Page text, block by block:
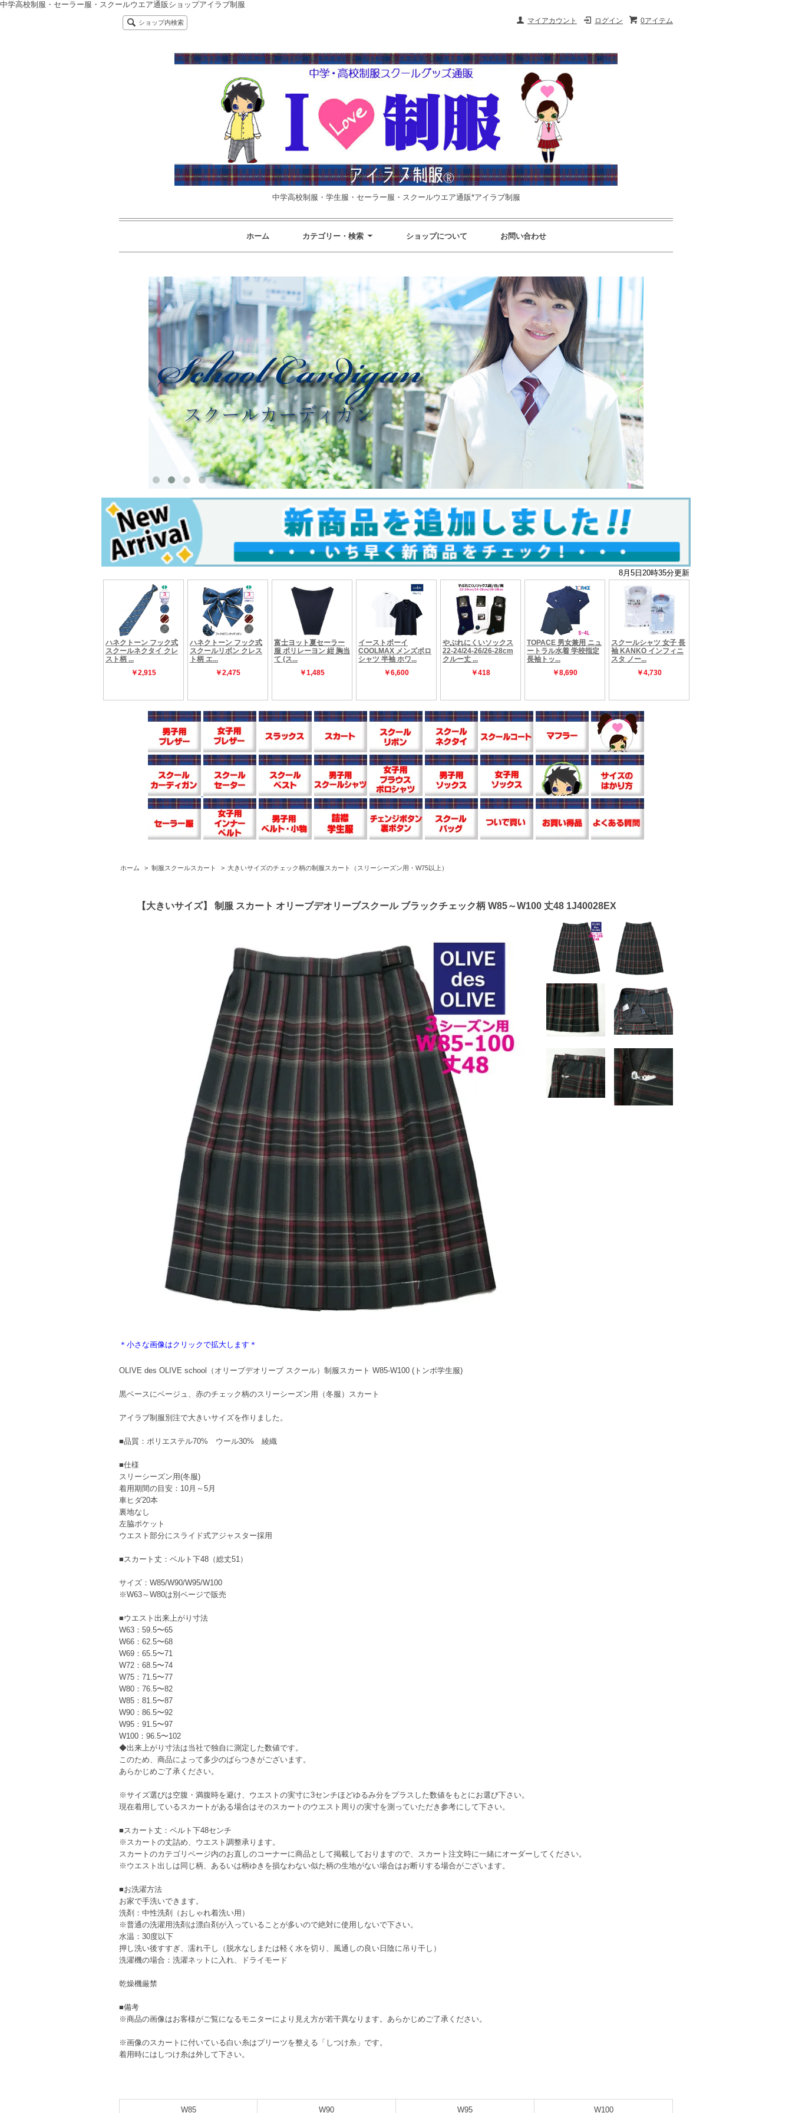
中学高校制服・セーラー服・スクールウエア通販ショップアイラブ制服
0アイテム
ログイン
マイアカウント
ショップ内検索
中学高校制服・学生服・セーラー服・スクールウエア通販*アイラブ制服
ホーム カテゴリー・検索 ショップについて お問い合わせ
ホーム > 制服スクールスカート > 大きいサイズのチェック柄の制服スカート（スリーシーズン用・W75以上）
【大きいサイズ】 制服 スカート オリーブデオリーブスクール ブラックチェック柄 W85～W100 丈48 1J40028EX
＊小さな画像はクリックで拡大します＊
OLIVE des OLIVE school（オリーブデオリーブ スクール）制服スカート W85-W100 (トンボ学生服)
黒ベースにベージュ、赤のチェック柄のスリーシーズン用（冬服）スカート
アイラブ制服別注で大きいサイズを作りました。
■品質：ポリエステル70% ウール30% 綾織
■仕様
スリーシーズン用(冬服)
着用期間の目安：10月～5月
車ヒダ20本
裏地なし
左脇ポケット
ウエスト部分にスライド式アジャスター採用
■スカート丈：ベルト下48（総丈51）
サイズ：W85/W90/W95/W100
※W63～W80は別ページで販売
■ウエスト出来上がり寸法
W63：59.5〜65
W66：62.5〜68
W69：65.5〜71
W72：68.5〜74
W75：71.5〜77
W80：76.5〜82
W85：81.5〜87
W90：86.5〜92
W95：91.5〜97
W100：96.5〜102
◆出来上がり寸法は当社で独自に測定した数値です。
このため、商品によって多少のばらつきがございます。
あらかじめご了承ください。
※サイズ選びは空腹・満腹時を避け、ウエストの実寸に3センチほどゆるみ分をプラスした数値をもとにお選び下さい。
現在着用しているスカートがある場合はそのスカートのウエスト周りの実寸を測っていただき参考にして下さい。
■スカート丈：ベルト下48センチ
※スカートの丈詰め、ウエスト調整承ります。
スカートのカテゴリページ内のお直しのコーナーに商品として掲載しておりますので、スカート注文時に一緒にオーダーしてください。
※ウエスト出しは同じ柄、あるいは柄ゆきを損なわない似た柄の生地がない場合はお断りする場合がございます。
■お洗濯方法
お家で手洗いできます。
洗剤：中性洗剤（おしゃれ着洗い用）
※普通の洗濯用洗剤は漂白剤が入っていることが多いので絶対に使用しないで下さい。
水温：30度以下
押し洗い後すすぎ、濡れ干し（脱水なしまたは軽く水を切り、風通しの良い日陰に吊り干し）
洗濯機の場合：洗濯ネットに入れ、ドライモード
乾燥機厳禁
■備考
※商品の画像はお客様がご覧になるモニターにより見え方が若干異なります。あらかじめご了承ください。
※画像のスカートに付いている白い糸はプリーツを整える「しつけ糸」です。
着用時にはしつけ糸は外して下さい。
W85 W90 W95 W100